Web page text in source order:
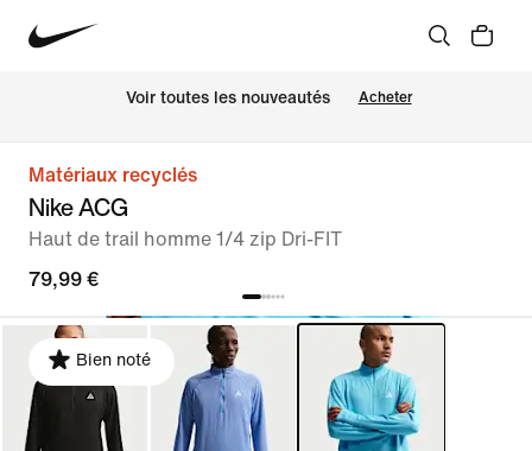
Voir toutes les nouveautés Acheter
Matériaux recyclés
Nike ACG
Haut de trail homme 1/4 zip Dri-FIT
79,99 €
Bien noté